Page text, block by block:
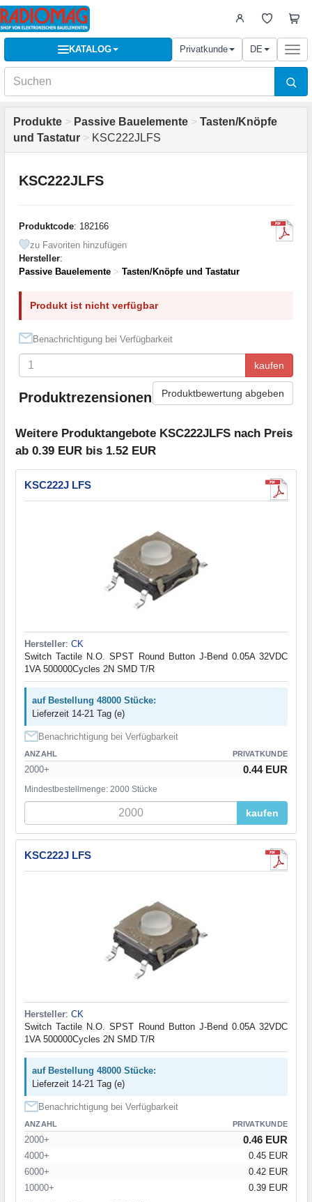
KATALOG Privatkunde DE
Produkte > Passive Bauelemente > Tasten/Knöpfe
und Tastatur > KSC222JLFS
KSC222JLFS
Produktcode: 182166
zu Favoriten hinzufügen
Hersteller:
Passive Bauelemente > Tasten/Knöpfe und Tastatur
Produkt ist nicht verfügbar
Benachrichtigung bei Verfügbarkeit
kaufen
Produktrezensionen Produktbewertung abgeben
Weitere Produktangebote KSC222JLFS nach Preis
ab 0.39 EUR bis 1.52 EUR
KSC222J LFS
Hersteller: CK
Switch Tactile N.O. SPST Round Button J-Bend 0.05A 32VDC
1VA 500000Cycles 2N SMD T/R
auf Bestellung 48000 Stücke:
Lieferzeit 14-21 Tag (e)
Benachrichtigung bei Verfügbarkeit
ANZAHL PRIVATKUNDE
2000+ 0.44 EUR
Mindestbestellmenge: 2000 Stücke
kaufen
KSC222J LFS
Hersteller: CK
Switch Tactile N.O. SPST Round Button J-Bend 0.05A 32VDC
1VA 500000Cycles 2N SMD T/R
auf Bestellung 48000 Stücke:
Lieferzeit 14-21 Tag (e)
Benachrichtigung bei Verfügbarkeit
ANZAHL PRIVATKUNDE
2000+ 0.46 EUR
4000+
0.45 EUR
6000+
0.42 EUR
10000+
0.39 EUR